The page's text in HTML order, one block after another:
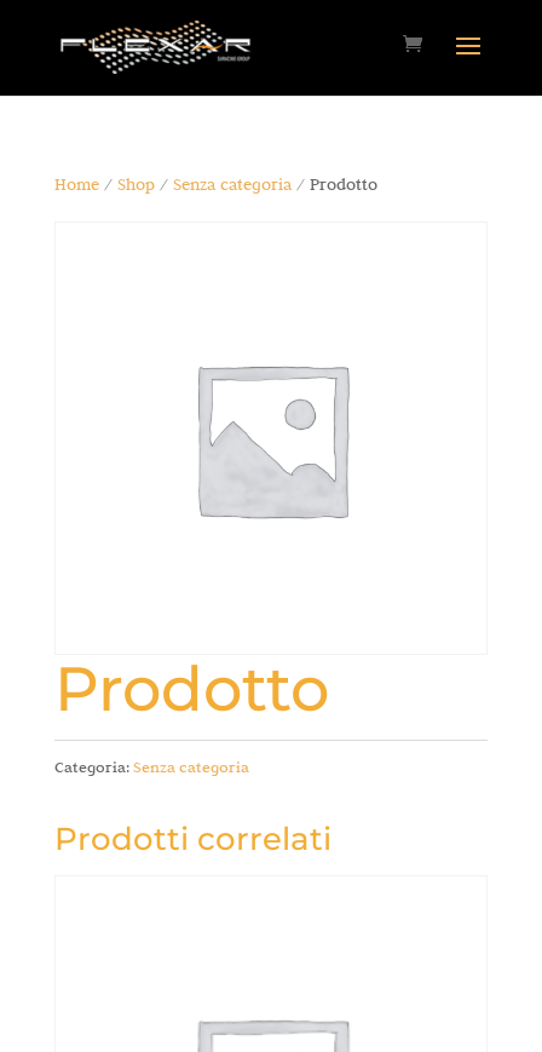
Home/ Shop/ Senza categoria/ Prodotto
Prodotto
Categoria:Senza categoria
Prodotti correlati